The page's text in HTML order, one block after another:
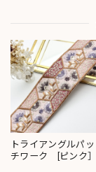
トライアングルパッ
チワーク [ピンク］